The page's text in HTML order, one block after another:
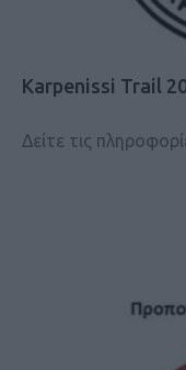
Karpenissi Trail
Δείτε τις